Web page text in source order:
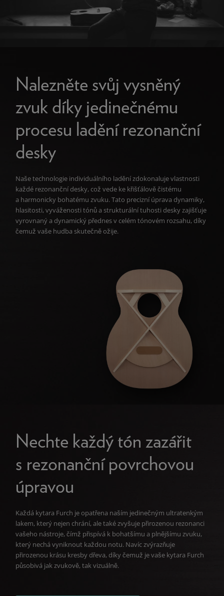
Nalezněte svůj vysněný
zvuk díky jedinečnému
procesu ladění rezonanční
desky
Naše technologie individuálního ladění zdokonaluje vlastnosti
každé rezonanční desky, což vede ke křišťálově čistému
a harmonicky bohatému zvuku. Tato precizní úprava dynamiky,
hlasitosti, vyváženosti tónů a strukturální tuhosti desky zajišťuje
vyrovnaný a dynamický přednes v celém tónovém rozsahu, díky
čemuž vaše hudba skutečně ožije.
Nechte každý tón zazářit
s rezonanční povrchovou
úpravou
Každá kytara Furch je opatřena naším jedinečným ultratenkým
lakem, který nejen chrání, ale také zvyšuje přirozenou rezonanci
vašeho nástroje, čímž přispívá k bohatšímu a plnějšímu zvuku,
který nechá vyniknout každou notu. Navíc zvýrazňuje
přirozenou krásu kresby dřeva, díky čemuž je vaše kytara Furch
působivá jak zvukově, tak vizuálně.